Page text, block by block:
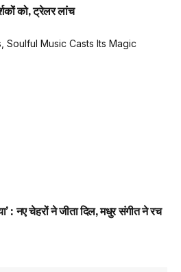
को, ट्रेलर लांच
: नए चेहरों ने जीता दिल, मधुर संगीत ने रच